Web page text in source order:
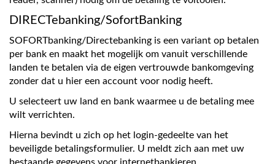
DIRECTebanking/SofortBanking
SOFORTbanking/Directebanking is een variant op betalen
per bank en maakt het mogelijk om vanuit verschillende
landen te betalen via de eigen vertrouwde bankomgeving
zonder dat u hier een account voor nodig heeft.
U selecteert uw land en bank waarmee u de betaling mee
wilt verrichten.
Hierna bevindt u zich op het login-gedeelte van het
beveiligde betalingsformulier. U meldt zich aan met uw